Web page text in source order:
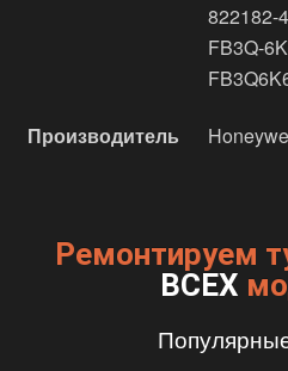
822182-4
FB3Q-
Производитель
Ремонтируем
ВСЕХ